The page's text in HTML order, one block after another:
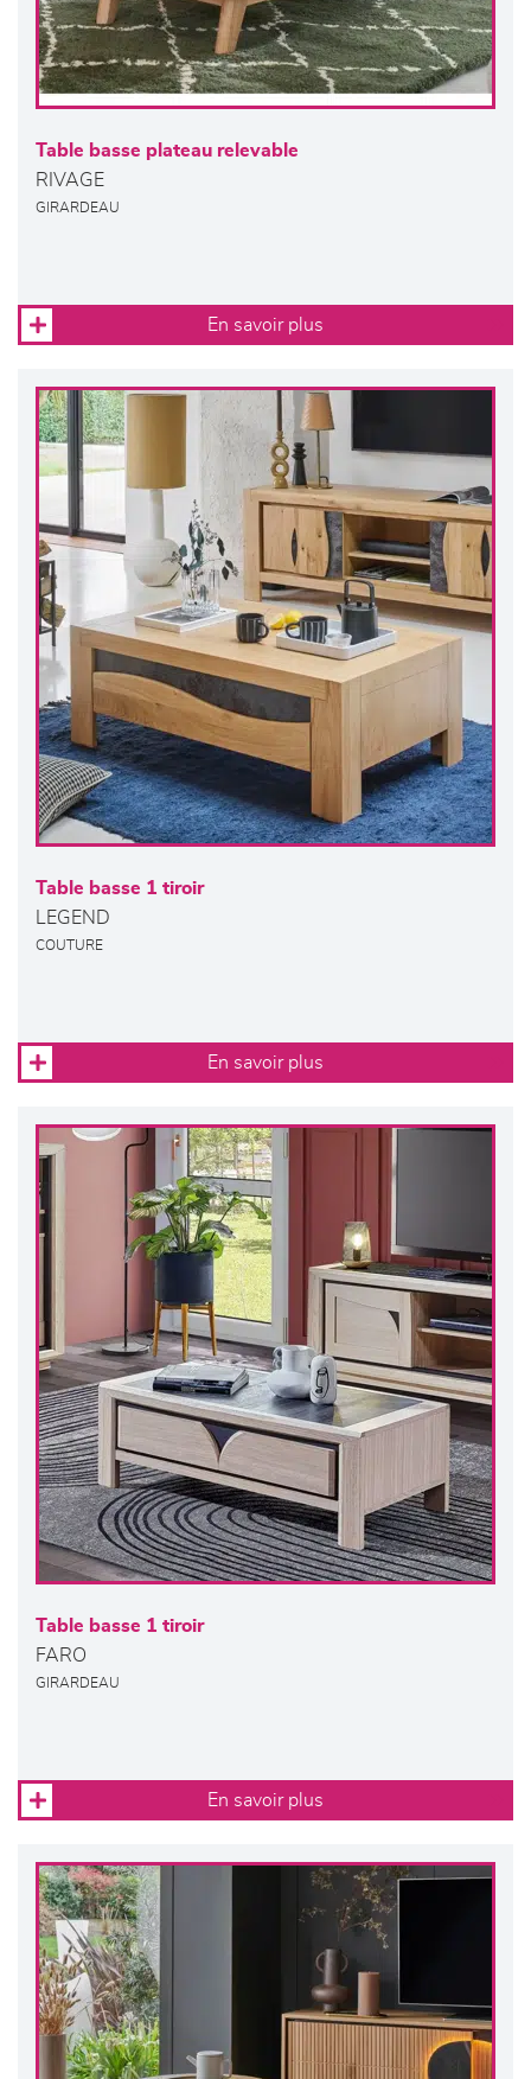
Table basse plateau relevable
RIVAGE
GIRARDEAU
En savoir plus
Table basse 1 tiroir
LEGEND
COUTURE
En savoir plus
Table basse 1 tiroir
FARO
GIRARDEAU
En savoir plus